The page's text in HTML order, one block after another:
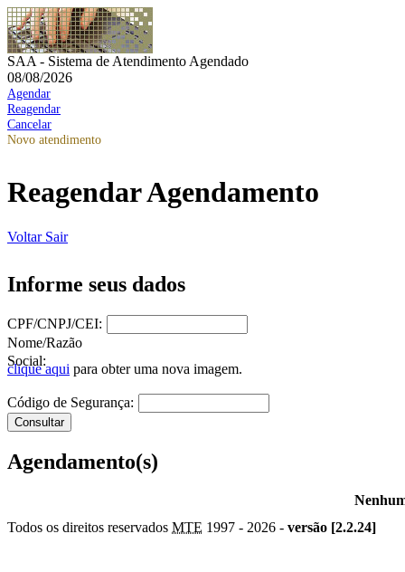
SAA - Sistema de Atendimento Agendado
08/08/2026
Agendar
Reagendar
Cancelar
Novo atendimento
Reagendar Agendamento
Voltar Sair
Informe seus dados
CPF/CNPJ/CEI:
Nome/Razão
Social:
clique aqui para obter uma nova imagem.
Código de Segurança:
Agendamento(s)
Todos os direitos reservados MTE 1997 - 2026 - versão [2.2.24]